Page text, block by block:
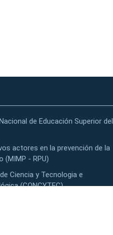
de Educación Superior del
actores en la prevención de la
(MIMP - RPU)
Ciencia y Tecnologia e
(CONCYTEC)